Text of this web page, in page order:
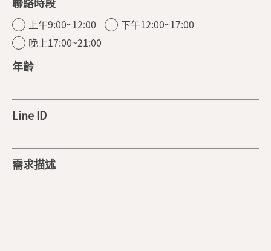
上午9:00~12:00
下午12:00~17:00
晚上17:00~21:00
年齡
Line ID
需求描述